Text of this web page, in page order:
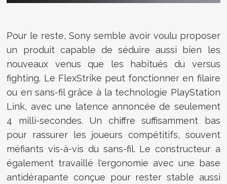
Pour le reste, Sony semble avoir voulu proposer
un produit capable de séduire aussi bien les
nouveaux venus que les habitués du versus
fighting. Le FlexStrike peut fonctionner en filaire
ou en sans-fil grâce à la technologie PlayStation
Link, avec une latence annoncée de seulement
4 milli-secondes. Un chiffre suffisamment bas
pour rassurer les joueurs compétitifs, souvent
méfiants vis-à-vis du sans-fil. Le constructeur a
également travaillé l'ergonomie avec une base
antidérapante conçue pour rester stable aussi